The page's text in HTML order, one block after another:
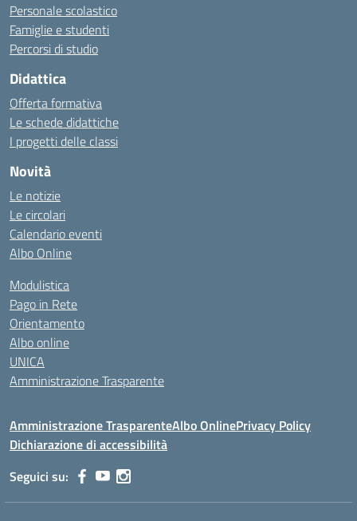
Personale scolastico
Famiglie e studenti
Percorsi di studio
Didattica
Offerta formativa
Le schede didattiche
I progetti delle classi
Novità
Le notizie
Le circolari
Calendario eventi
Albo Online
Modulistica
Pago in Rete
Orientamento
Albo online
UNICA
Amministrazione Trasparente
Amministrazione TrasparenteAlbo OnlinePrivacy Policy
Dichiarazione di accessibilità
Seguici su: